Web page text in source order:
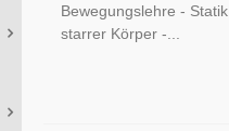
Bewegungslehre - Statik
starrer Körper -...